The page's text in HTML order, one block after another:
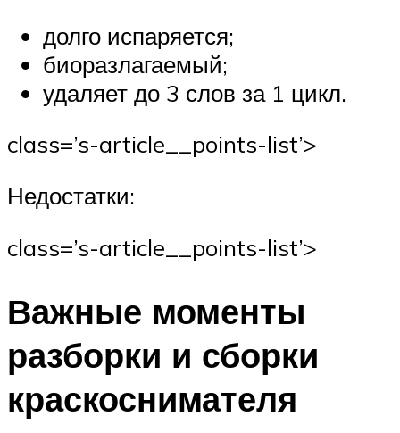
долго испаряется;
биоразлагаемый;
удаляет до 3 слов за 1 цикл.
class=’s-article__points-list’>
Недостатки:
class=’s-article__points-list’>
Важные моменты
разборки и сборки
краскоснимателя